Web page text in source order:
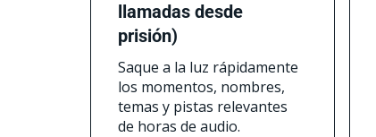
llamadas desde
prisión)
Saque a la luz rápidamente
los momentos, nombres,
temas y pistas relevantes
de horas de audio.